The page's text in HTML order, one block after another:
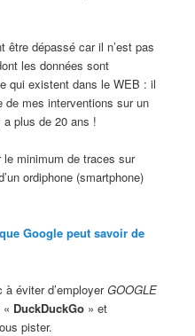
dépassé car il n’est pas
les données sont
qui existent dans le WEB : il
de mes interventions sur un
plus de 20 ans !
minimum de traces sur
ordiphone (smartphone)
Google peut savoir de
à éviter d’employerGOOGLE
DuckDuckGo » et
pister.